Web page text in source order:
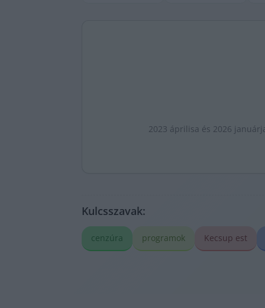
2023 áprilisa és 2026
Kulcsszavak:
cenzúra programok Kecsup est